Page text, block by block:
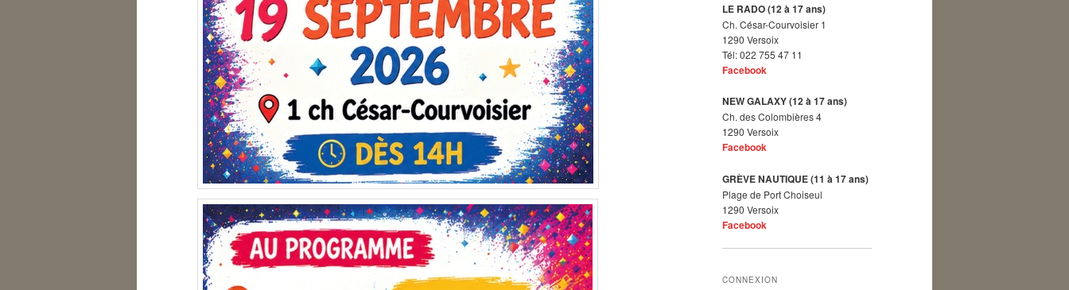
LE RADO (12 à 17 ans)
Ch. César-Courvoisier 1
1290 Versoix
Tél: 022 755 47 11
Facebook
NEW GALAXY (12 à 17 ans)
Ch. des Colombières 4
1290 Versoix
Facebook
GRÈVE NAUTIQUE (11 à 17 ans)
Plage de Port Choiseul
1290 Versoix
Facebook
CONNEXION